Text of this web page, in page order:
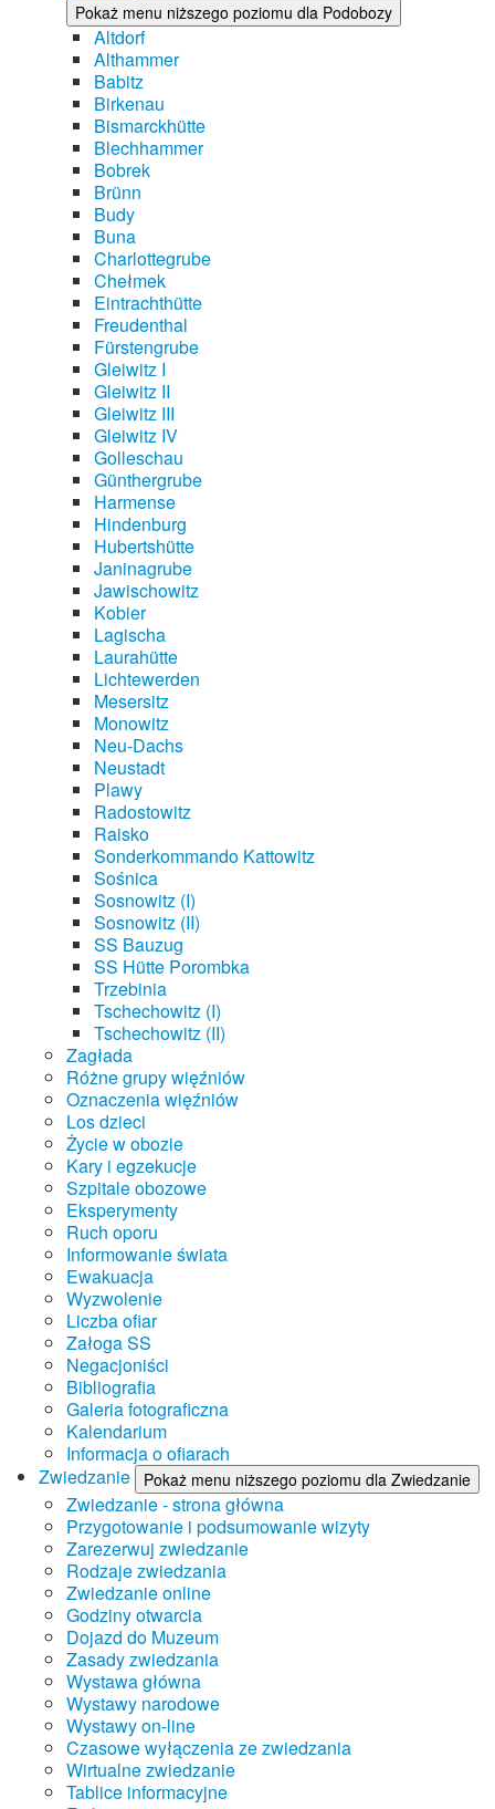
Pokaż menu niższego poziomu dla Podobozy
Altdorf
Althammer
Babitz
Birkenau
Bismarckhütte
Blechhammer
Bobrek
Brünn
Budy
Buna
Charlottegrube
Chełmek
Eintrachthütte
Freudenthal
Fürstengrube
Gleiwitz I
Gleiwitz II
Gleiwitz III
Gleiwitz IV
Golleschau
Günthergrube
Harmense
Hindenburg
Hubertshütte
Janinagrube
Jawischowitz
Kobier
Lagischa
Laurahütte
Lichtewerden
Mesersitz
Monowitz
Neu-Dachs
Neustadt
Plawy
Radostowitz
Raisko
Sonderkommando Kattowitz
Sośnica
Sosnowitz (I)
Sosnowitz (II)
SS Bauzug
SS Hütte Porombka
Trzebinia
Tschechowitz (I)
Tschechowitz (II)
Zagłada
Różne grupy więźniów
Oznaczenia więźniów
Los dzieci
Życie w obozie
Kary i egzekucje
Szpitale obozowe
Eksperymenty
Ruch oporu
Informowanie świata
Ewakuacja
Wyzwolenie
Liczba ofiar
Załoga SS
Negacjoniści
Bibliografia
Galeria fotograficzna
Kalendarium
Informacja o ofiarach
Zwiedzanie
Pokaż menu niższego poziomu dla Zwiedzanie
Zwiedzanie - strona główna
Przygotowanie i podsumowanie wizyty
Zarezerwuj zwiedzanie
Rodzaje zwiedzania
Zwiedzanie online
Godziny otwarcia
Dojazd do Muzeum
Zasady zwiedzania
Wystawa główna
Wystawy narodowe
Wystawy on-line
Czasowe wyłączenia ze zwiedzania
Wirtualne zwiedzanie
Tablice informacyjne